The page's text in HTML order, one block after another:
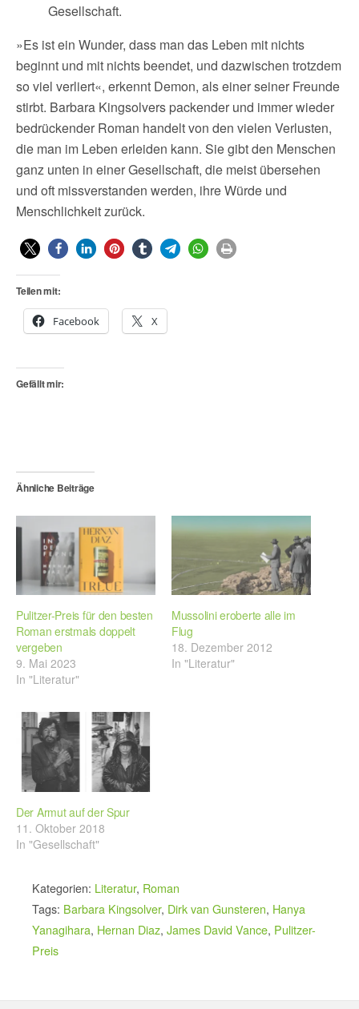
Gesellschaft.
»Es ist ein Wunder, dass man das Leben mit nichts
beginnt und mit nichts beendet, und dazwischen trotzdem
so viel verliert«, erkennt Demon, als einer seiner Freunde
stirbt. Barbara Kingsolvers packender und immer wieder
bedrückender Roman handelt von den vielen Verlusten,
die man im Leben erleiden kann. Sie gibt den Menschen
ganz unten in einer Gesellschaft, die meist übersehen
und oft missverstanden werden, ihre Würde und
Menschlichkeit zurück.
Teilen mit:
Facebook X
Gefällt mir:
Ähnliche Beiträge
Pulitzer-Preis für den besten
Roman erstmals doppelt
vergeben
9. Mai 2023
In "Literatur"
Mussolini eroberte alle im
Flug
18. Dezember 2012
In "Literatur"
Der Armut auf der Spur
11. Oktober 2018
In "Gesellschaft"
Kategorien: Literatur, Roman
Tags: Barbara Kingsolver, Dirk van Gunsteren, Hanya
Yanagihara, Hernan Diaz, James David Vance, Pulitzer-
Preis